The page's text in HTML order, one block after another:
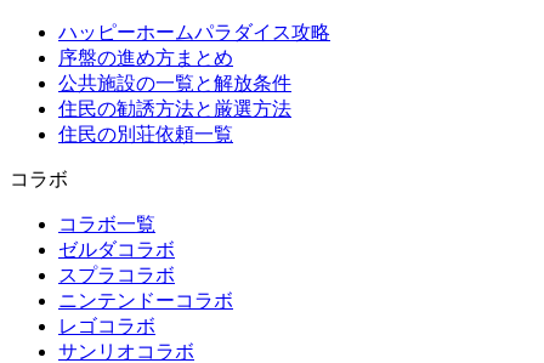
ハッピーホームパラダイス攻略
序盤の進め方まとめ
公共施設の一覧と解放条件
住民の勧誘方法と厳選方法
住民の別荘依頼一覧
コラボ
コラボ一覧
ゼルダコラボ
スプラコラボ
ニンテンドーコラボ
レゴコラボ
サンリオコラボ